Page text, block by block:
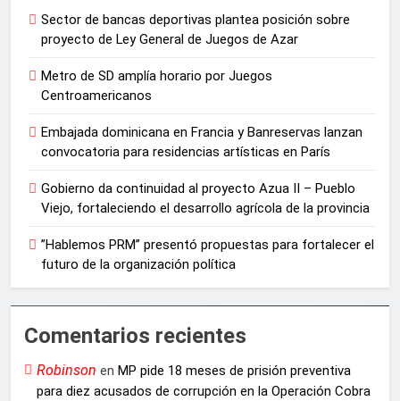
Sector de bancas deportivas plantea posición sobre
proyecto de Ley General de Juegos de Azar
Metro de SD amplía horario por Juegos
Centroamericanos
Embajada dominicana en Francia y Banreservas lanzan
convocatoria para residencias artísticas en París
Gobierno da continuidad al proyecto Azua II – Pueblo
Viejo, fortaleciendo el desarrollo agrícola de la provincia
”Hablemos PRM” presentó propuestas para fortalecer el
futuro de la organización política
Comentarios recientes
Robinson en MP pide 18 meses de prisión preventiva
para diez acusados de corrupción en la Operación Cobra